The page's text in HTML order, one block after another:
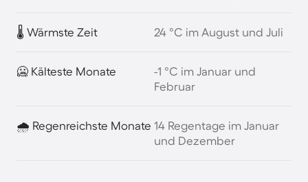
🌡️ Wärmste Zeit 24 °C im August und Juli
🥶 Kälteste Monate
-1 °C im Januar und
Februar
🌧️ Regenreichste Monate 14 Regentage im Januar
und Dezember